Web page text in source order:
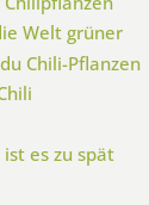
Welt grüner
Chili-Pflanzen
es zu spät